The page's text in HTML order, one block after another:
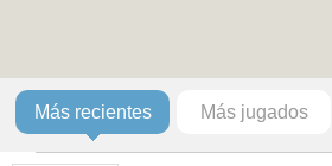
Más recientes Más jugados